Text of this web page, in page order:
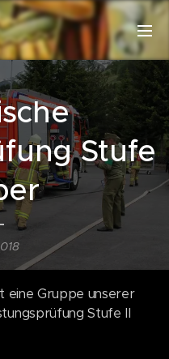
Stufe
eine Gruppe unserer
Stufe II